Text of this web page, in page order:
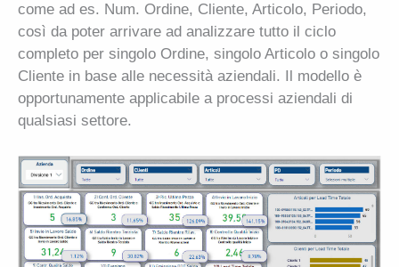
come ad es. Num. Ordine, Cliente, Articolo, Periodo,
così da poter arrivare ad analizzare tutto il ciclo
completo per singolo Ordine, singolo Articolo o singolo
Cliente in base alle necessità aziendali. Il modello è
opportunamente applicabile a processi aziendali di
qualsiasi settore.